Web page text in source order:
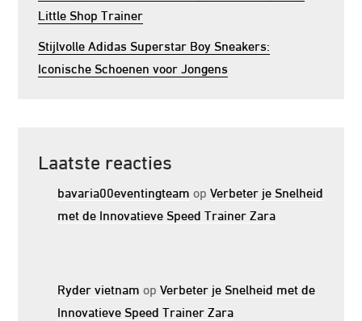
Little Shop Trainer
Stijlvolle Adidas Superstar Boy Sneakers:
Iconische Schoenen voor Jongens
Laatste reacties
bavaria00eventingteam opVerbeter je Snelheid
met de Innovatieve Speed Trainer Zara
Ryder vietnam opVerbeter je Snelheid met de
Innovatieve Speed Trainer Zara